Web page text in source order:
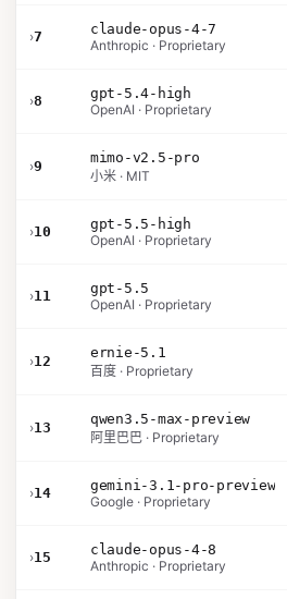
›7
claude-opus-4-7
Anthropic · Proprietary
›8
gpt-5.4-high
OpenAI · Proprietary
›9
mimo-v2.5-pro
小米 · MIT
›10
gpt-5.5-high
OpenAI · Proprietary
›11
gpt-5.5
OpenAI · Proprietary
›12
ernie-5.1
百度 · Proprietary
›13
qwen3.5-max-preview
阿里巴巴 · Proprietary
›14
gemini-3.1-pro-preview
Google · Proprietary
›15
claude-opus-4-8
Anthropic · Proprietary